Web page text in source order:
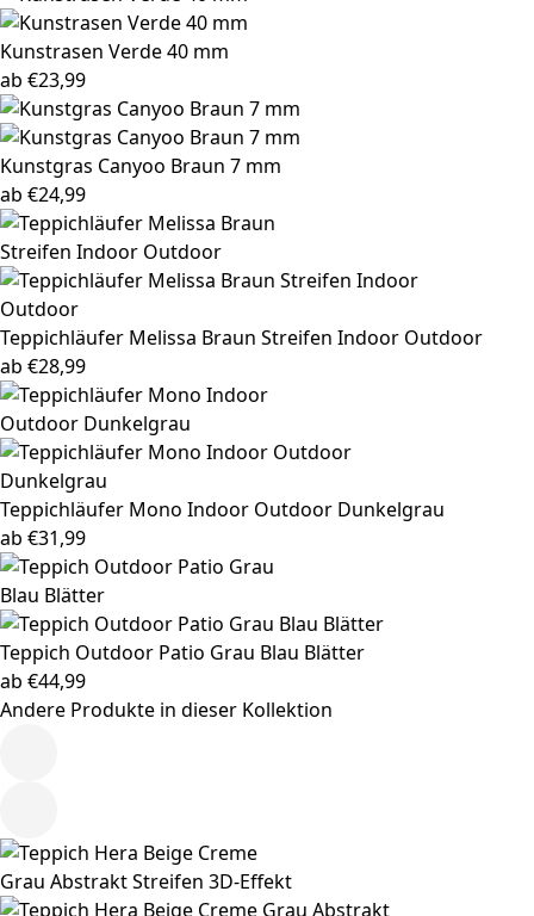
Kunstrasen Verde40 mm
ab €23,99
Kunstgras Canyoo Braun 7 mm
ab €24,99
Teppichläufer Melissa Braun Streifen Indoor Outdoor
ab €28,99
Teppichläufer Mono Indoor Outdoor Dunkelgrau
ab €31,99
Teppich Outdoor Patio Grau Blau Blätter
ab €44,99
Andere Produkte in dieser Kollektion